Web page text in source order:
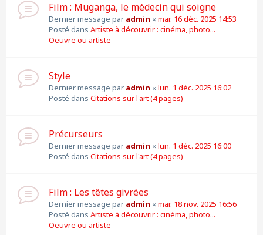
Film : Muganga, le médecin qui soigne
Dernier message par admin «mar. 16 déc. 2025 14:53
Posté dans Artiste à découvrir : cinéma, photo...
Oeuvre ou artiste
Style
Dernier message par admin «lun. 1 déc. 2025 16:02
Posté dans Citations sur l'art (4 pages)
Précurseurs
Dernier message par admin «lun. 1 déc. 2025 16:00
Posté dans Citations sur l'art (4 pages)
Film : Les têtes givrées
Dernier message par admin «mar. 18 nov. 2025 16:56
Posté dans Artiste à découvrir : cinéma, photo...
Oeuvre ou artiste